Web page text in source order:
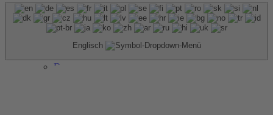
Historie
Messen
Downloadcenter
Englisch